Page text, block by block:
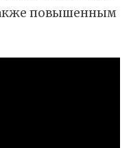
повышенным